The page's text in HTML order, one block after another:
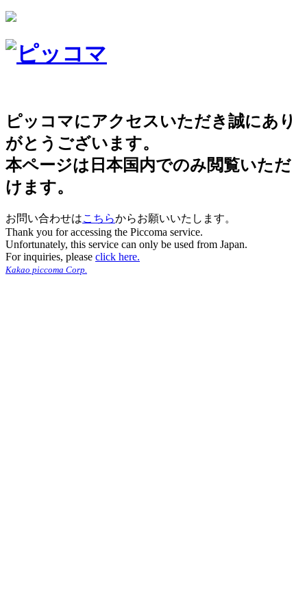
ピッコマにアクセスいただき誠にあり
がとうございます。
本ページは日本国内でのみ閲覧いただ
けます。
お問い合わせはこちらからお願いいたします。
Thank you for accessing the Piccoma service.
Unfortunately, this service can only be used from Japan.
For inquiries, please click here.
Kakao piccoma Corp.